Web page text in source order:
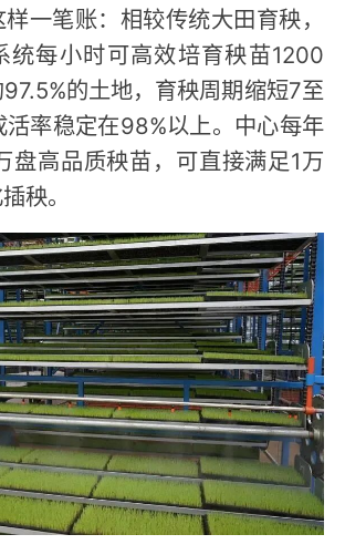
一笔账：相较传统大田育秧，
统每小时可高效培育秧苗1200
的土地，育秧周期缩短7至
活率稳定在98%以上。中心每年
盘高品质秧苗，可直接满足1万
秧。